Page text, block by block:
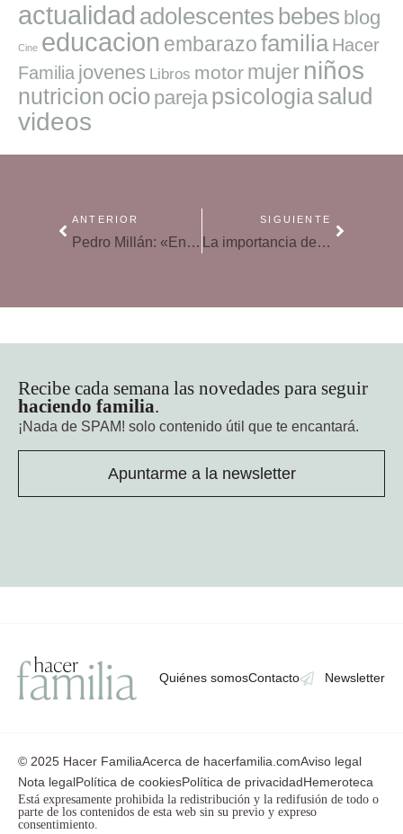
actualidad adolescentes bebes blog
Cine educacion embarazofamilia Hacer
Familia jovenes Libros motor mujer niños
nutricion ocio pareja psicologiasalud
videos
ANTERIOR
Pedro Millán: «En situaciones de crisis no es aconsejable dar rienda suelta a las múltiples voces de un centro educativo
SIGUIENTE
La importancia del horario escolar
Recibe cada semana las novedades para seguir
haciendo familia.
¡Nada de SPAM! solo contenido útil que te encantará.
Apuntarme a la newsletter
Quiénes somosContacto Newsletter
© 2025 Hacer FamiliaAcerca de hacerfamilia.comAviso legal
Nota legalPolítica de cookiesPolítica de privacidadHemeroteca
Está expresamente prohibida la redistribución y la redifusión de todo o
parte de los contenidos de esta web sin su previo y expreso
consentimiento.